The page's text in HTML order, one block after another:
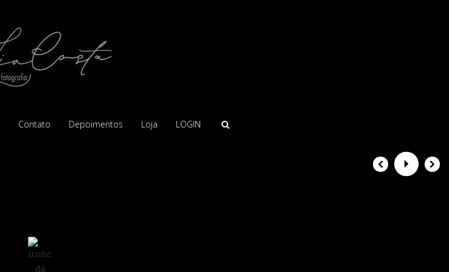
Contato Depoimentos Loja LOGIN